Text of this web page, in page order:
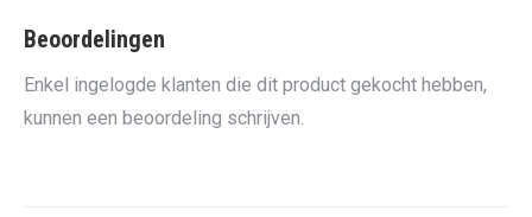
Beoordelingen
Enkel ingelogde klanten die dit product gekocht hebben,
kunnen een beoordeling schrijven.